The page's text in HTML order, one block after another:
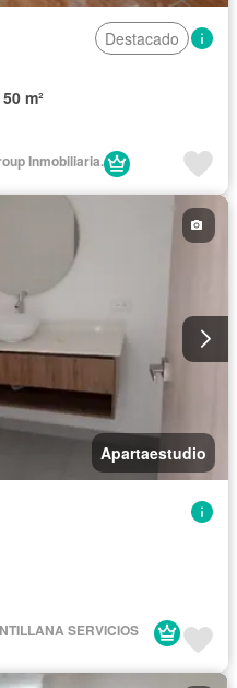
Destacado
50 m²
Inmobiliaria.
Apartaestudio
SERVICIOS